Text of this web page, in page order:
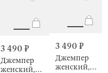
3 490 ₽
Джемпер
женский,
3 490 ₽
Джемпер
женский,